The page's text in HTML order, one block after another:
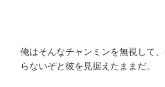
俺はそんなチャンミンを無視して
らないぞと彼を見据えたままだ。